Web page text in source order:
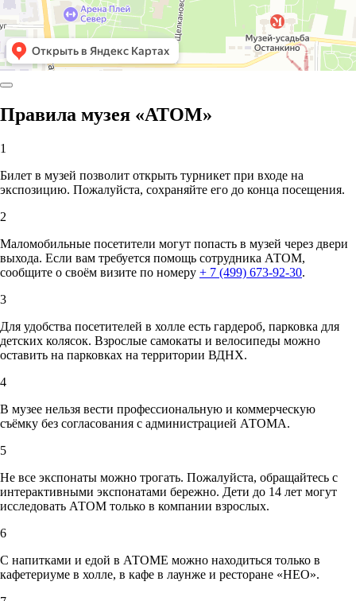
Правила музея «АТОМ»
1
Билет в музей позволит открыть турникет при входе на
экспозицию. Пожалуйста, сохраняйте его до конца посещения.
2
Маломобильные посетители могут попасть в музей через двери
выхода. Если вам требуется помощь сотрудника АТОМ,
сообщите о своём визите по номеру + 7 (499) 673-92-30.
3
Для удобства посетителей в холле есть гардероб, парковка для
детских колясок. Взрослые самокаты и велосипеды можно
оставить на парковках на территории ВДНХ.
4
В музее нельзя вести профессиональную и коммерческую
съёмку без согласования с администрацией АТОМА.
5
Не все экспонаты можно трогать. Пожалуйста, обращайтесь с
интерактивными экспонатами бережно. Дети до 14 лет могут
исследовать АТОМ только в компании взрослых.
6
С напитками и едой в АТОМЕ можно находиться только в
кафетериуме в холле, в кафе в лаунже и ресторане «НЕО».